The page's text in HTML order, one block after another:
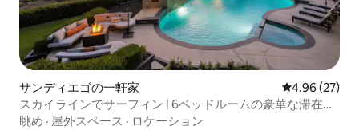
サンディエゴの一軒家 レビュー27
4.96 (27)
スカイラインでサーフィン | 6ベッドルームの豪華な滞在と
絶景
眺め · 屋外スペース · ロケーション